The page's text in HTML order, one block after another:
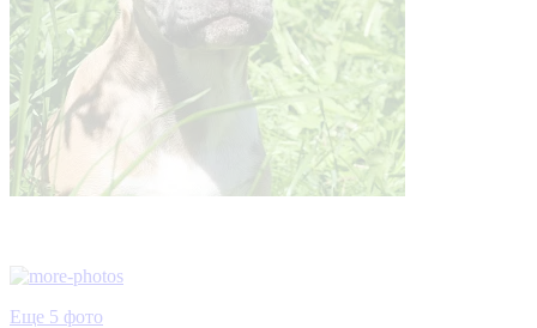
Еще 5 фото